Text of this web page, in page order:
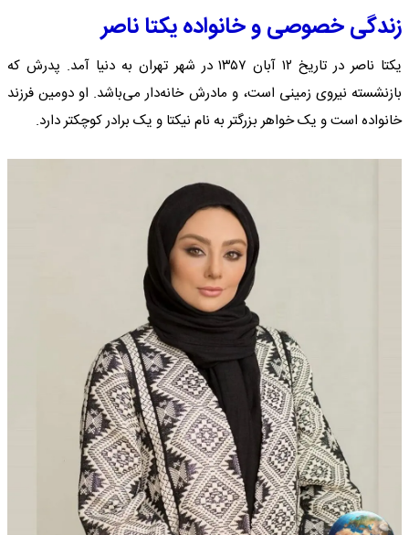
زندگی خصوصی و خانواده یکتا ناصر
یکتا ناصر در تاریخ ۱۲ آبان ۱۳۵۷ در شهر تهران به دنیا آمد. پدرش که
بازنشسته نیروی زمینی است، و مادرش خانه‌دار می‌باشد. او دومین فرزند
خانواده است و یک خواهر بزرگتر به نام نیکتا و یک برادر کوچکتر دارد.